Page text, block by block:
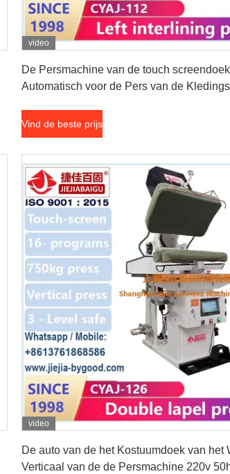
video
De Persmachine van de touch screendoek
Automatisch voor de Pers van de
Vind de beste prijs
video
De auto van de het Kostuumdoek van het
Verticaal van de de Persmachine 220v